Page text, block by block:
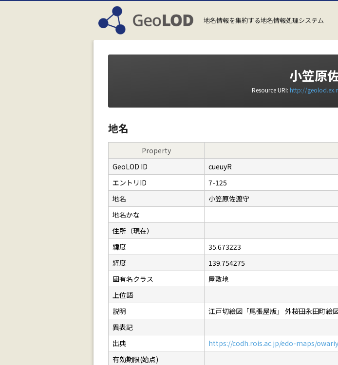
地名情報を集約する地名情報処理システム
小笠原
Resource URI: http://
地名
Property
GeoLOD ID
cueuyR
エントリID
7-125
地名
小笠原佐渡守
地名かな
住所（現在）
緯度
35.673223
経度
139.754275
固有名クラス
屋敷地
上位語
説明
江戸切絵図「尾張屋版」 外桜田永田町絵
異表記
出典
https://codh.rois.ac.jp/edo-maps/
有効期限(始点)